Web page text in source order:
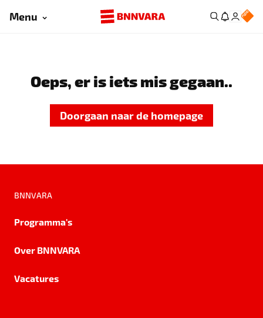
Menu
Oeps, er is iets mis gegaan..
Doorgaan naar de homepage
BNNVARA
Programma's
Over BNNVARA
Vacatures